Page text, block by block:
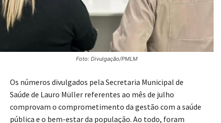
Foto: Divulgação/PMLM
Os números divulgados pela Secretaria Municipal de
Saúde de Lauro Müller referentes ao mês de julho
comprovam o comprometimento da gestão com a saúde
pública e o bem-estar da população. Ao todo, foram